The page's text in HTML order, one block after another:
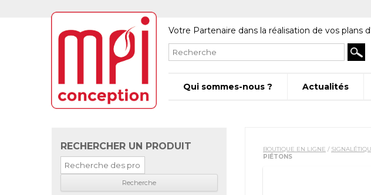
Votre Partenaire dans la réalisation de vos plans
Qui sommes-nous ? Actualités
BOUTIQUE EN LIGNE /
PIÉTONS
RECHERCHER UN PRODUIT
Recherche
pour
: